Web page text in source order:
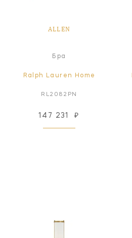
ALLEN
Бра
Ralph Lauren Home
RL2082PN
147 231 ₽